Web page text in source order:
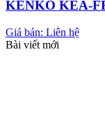
KENKO KEA-
Giá bán: Liên hệ
Bài viết mới